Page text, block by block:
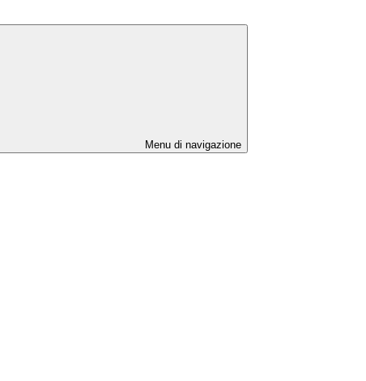
Menu di navigazione